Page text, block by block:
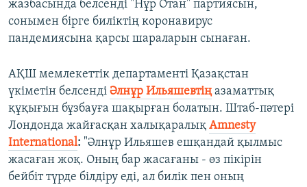
жазбасында белсенді "Нұр Отан" партиясын,
сонымен бірге биліктің коронавирус
пандемиясына қарсы шараларын сынаған.
АҚШ мемлекеттік департаменті Қазақстан
үкіметін белсенді Әлнұр Ильяшевтіңазаматтық
құқығын бұзбауға шақырған болатын. Штаб-пәтері
Лондонда жайғасқан халықаралық Amnesty
International: "Әлнұр Ильяшев ешқандай қылмыс
жасаған жоқ. Оның бар жасағаны - өз пікірін
бейбіт түрде білдіру еді, ал билік пен оның